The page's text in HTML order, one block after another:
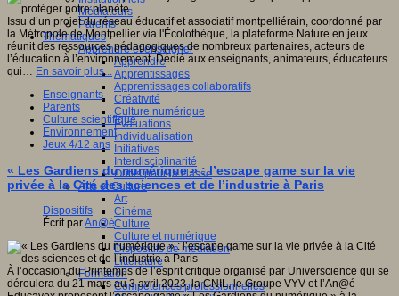
Médiateurs
Parents
Thématiques
Apprendre et enseigner
Apprendre
Apprentissages
Apprentissages collaboratifs
Créativité
Culture numérique
Evaluations
Individualisation
Initiatives
Interdisciplinarité
Outils pour la classe
Arts et Culture
Art
Cinéma
Culture
Culture et numérique
Dispositifs de médiation
Littérature
Formation
Compétences professionnelles
Issu d’un projet du réseau éducatif et associatif montpelliérain, coordonné par
la Métropole de Montpellier via l'Écolothèque, la plateforme Nature en jeux
réunit des ressources pédagogiques de nombreux partenaires, acteurs de
l’éducation à l’environnement. Dédié aux enseignants, animateurs, éducateurs
qui… En savoir plus...
Enseignants
Parents
Culture scientifique
Environnement
Jeux 4/12 ans
« Les Gardiens du numérique » : l’escape game sur la vie
privée à la Cité des sciences et de l’industrie à Paris
Dispositifs
Écrit parAn@é
À l’occasion du Printemps de l’esprit critique organisé par Universcience qui se
déroulera du 21 mars au 3 avril 2023, la CNIL, le Groupe VYV et l’An@é-